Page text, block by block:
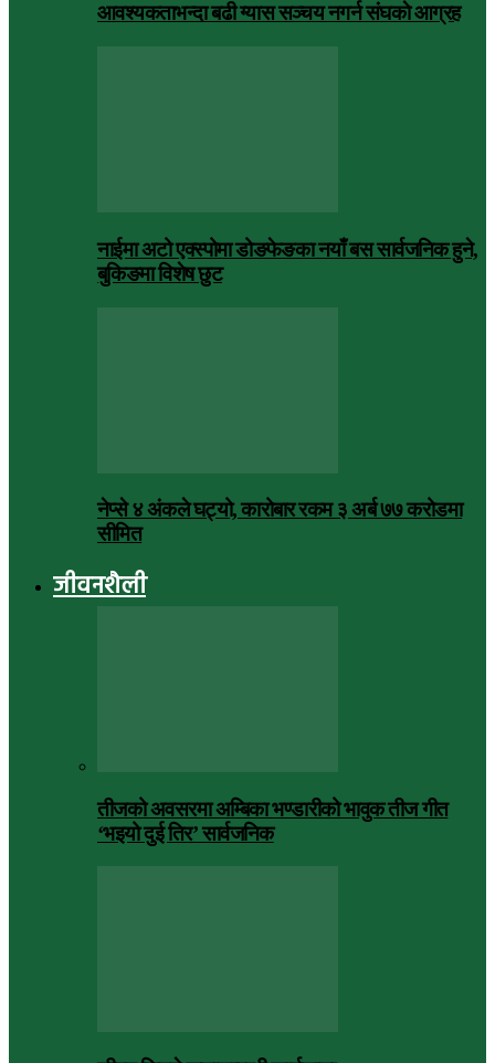
आवश्यकताभन्दा बढी ग्यास सञ्चय नगर्न संघकाे आग्रह
नाईमा अटो एक्स्पोमा डोङफेङका नयाँ बस सार्वजनिक हुने,
बुकिङमा विशेष छुट
नेप्से ४ अंकले घट्यो, कारोबार रकम ३ अर्ब ७७ करोडमा
सीमित
जीवनशैली
तीजको अवसरमा अम्बिका भण्डारीको भावुक तीज गीत
‘भइयो दुई तिर’ सार्वजनिक